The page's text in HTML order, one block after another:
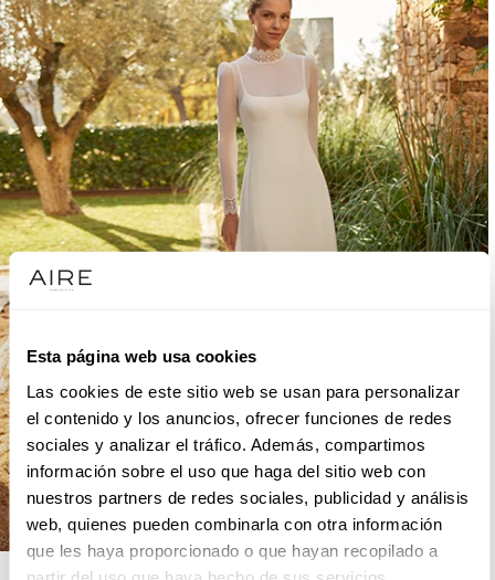
Esta página web usa cookies
Las cookies de este sitio web se usan para personalizar
el contenido y los anuncios, ofrecer funciones de redes
sociales y analizar el tráfico. Además, compartimos
información sobre el uso que haga del sitio web con
nuestros partners de redes sociales, publicidad y análisis
web, quienes pueden combinarla con otra información
que les haya proporcionado o que hayan recopilado a
AIRE BOHO